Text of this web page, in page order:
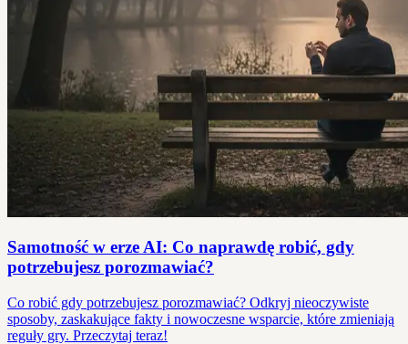
Samotność w erze AI: Co naprawdę robić, gdy
potrzebujesz porozmawiać?
Co robić gdy potrzebujesz porozmawiać? Odkryj nieoczywiste
sposoby, zaskakujące fakty i nowoczesne wsparcie, które zmieniają
reguły gry. Przeczytaj teraz!